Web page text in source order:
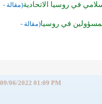
في روسيا الاتحادية(مقالة -
في روسيا(مقالة -
09/06/2022 01:09 PM